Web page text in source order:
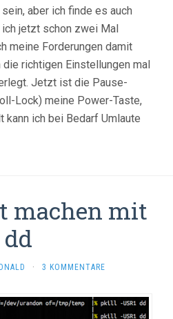
aber ich finde es auch
ich jetzt schon zwei Mal
meine Forderungen damit
richtigen Einstellungen mal
Jetzt ist die Pause-
Lock) meine Power-Taste,
kann ich bei Bedarf Umlaute
machen mit
dd
· 3 KOMMENTARE